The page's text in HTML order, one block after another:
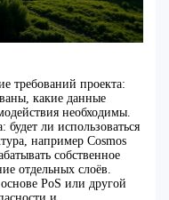
требований проекта:
какие данные
необходимы.
будет ли использоваться
например Cosmos
собственное
отдельных слоёв.
PoS или другой